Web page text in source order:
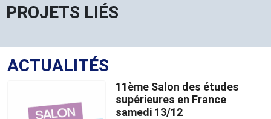
PROJETS LIÉS
ACTUALITÉS
11ème Salon des études
supérieures en France
samedi 13/12